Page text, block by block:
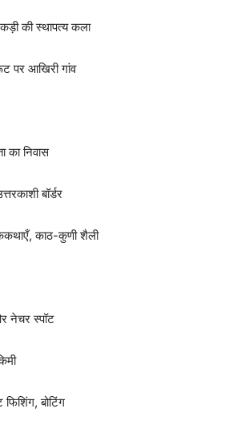
की स्थापत्य कला
पर आखिरी गांव
का निवास
बॉर्डर
काठ-कुणी शैली
नेचर स्पॉट
फिशिंग, बोटिंग